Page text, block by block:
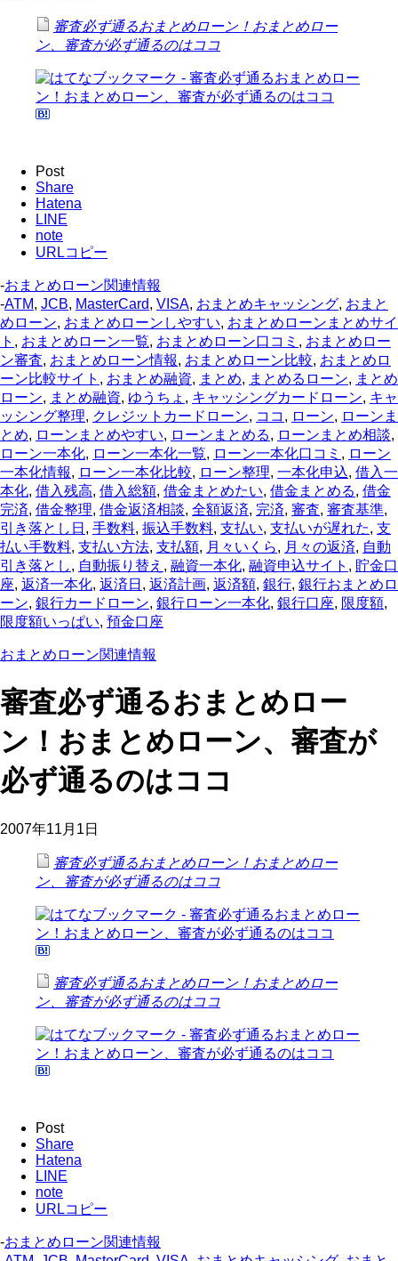
審査必ず通るおまとめローン！おまとめロー
ン、審査が必ず通るのはココ
Post
Share
Hatena
LINE
note
URLコピー
-おまとめローン関連情報
-ATM, JCB, MasterCard, VISA, おまとめキャッシング, おまと
めローン, おまとめローンしやすい, おまとめローンまとめサイ
ト , おまとめローン一覧, おまとめローン口コミ , おまとめロー
ン審査, おまとめローン情報, おまとめローン比較, おまとめロ
ーン比較サイト , おまとめ融資, まとめ, まとめるローン, まとめ
ローン, まとめ融資, ゆうちょ , キャッシングカードローン, キャ
ッシング整理, クレジットカードローン, ココ , ローン, ローンま
とめ, ローンまとめやすい, ローンまとめる, ローンまとめ相談,
ローン一本化, ローン一本化一覧, ローン一本化口コミ , ローン
一本化情報, ローン一本化比較, ローン整理, 一本化申込, 借入一
本化, 借入残高, 借入総額, 借金まとめたい, 借金まとめる, 借金
完済, 借金整理, 借金返済相談, 全額返済, 完済, 審査, 審査基準,
引き落とし日 , 手数料, 振込手数料, 支払い, 支払いが遅れた, 支
払い手数料, 支払い方法, 支払額, 月々いくら, 月々の返済, 自動
引き落とし, 自動振り替え , 融資一本化, 融資申込サイト , 貯金口
座, 返済一本化, 返済日 , 返済計画, 返済額, 銀行, 銀行おまとめロ
ーン, 銀行カードローン, 銀行ローン一本化, 銀行口座, 限度額,
限度額いっぱい, 預金口座
おまとめローン関連情報
審査必ず通るおまとめロー
ン！おまとめローン、審査が
必ず通るのはココ
2007年11月1日
審査必ず通るおまとめローン！おまとめロー
ン、審査が必ず通るのはココ
審査必ず通るおまとめローン！おまとめロー
ン、審査が必ず通るのはココ
Post
Share
Hatena
LINE
note
URLコピー
-おまとめローン関連情報